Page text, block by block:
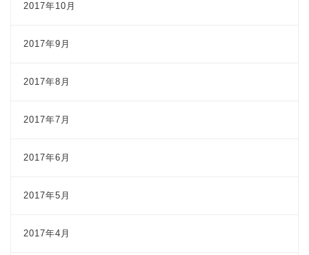
2017年10月
2017年9月
2017年8月
2017年7月
2017年6月
2017年5月
2017年4月